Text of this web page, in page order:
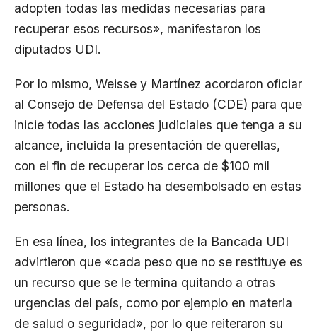
adopten todas las medidas necesarias para
recuperar esos recursos», manifestaron los
diputados UDI.
Por lo mismo, Weisse y Martínez acordaron oficiar
al Consejo de Defensa del Estado (CDE) para que
inicie todas las acciones judiciales que tenga a su
alcance, incluida la presentación de querellas,
con el fin de recuperar los cerca de $100 mil
millones que el Estado ha desembolsado en estas
personas.
En esa línea, los integrantes de la Bancada UDI
advirtieron que «cada peso que no se restituye es
un recurso que se le termina quitando a otras
urgencias del país, como por ejemplo en materia
de salud o seguridad», por lo que reiteraron su